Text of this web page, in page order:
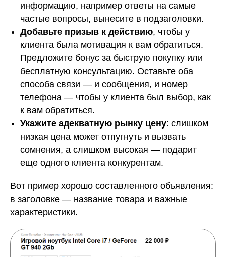
информацию, например ответы на самые
частые вопросы, вынесите в подзаголовки.
Добавьте призыв к действию, чтобы у
клиента была мотивация к вам обратиться.
Предложите бонус за быструю покупку или
бесплатную консультацию. Оставьте оба
способа связи — и сообщения, и номер
телефона — чтобы у клиента был выбор, как
к вам обратиться.
Укажите адекватную рынку цену: слишком
низкая цена может отпугнуть и вызвать
сомнения, а слишком высокая — подарит
еще одного клиента конкурентам.
Вот пример хорошо составленного объявления:
в заголовке — название товара и важные
характеристики.